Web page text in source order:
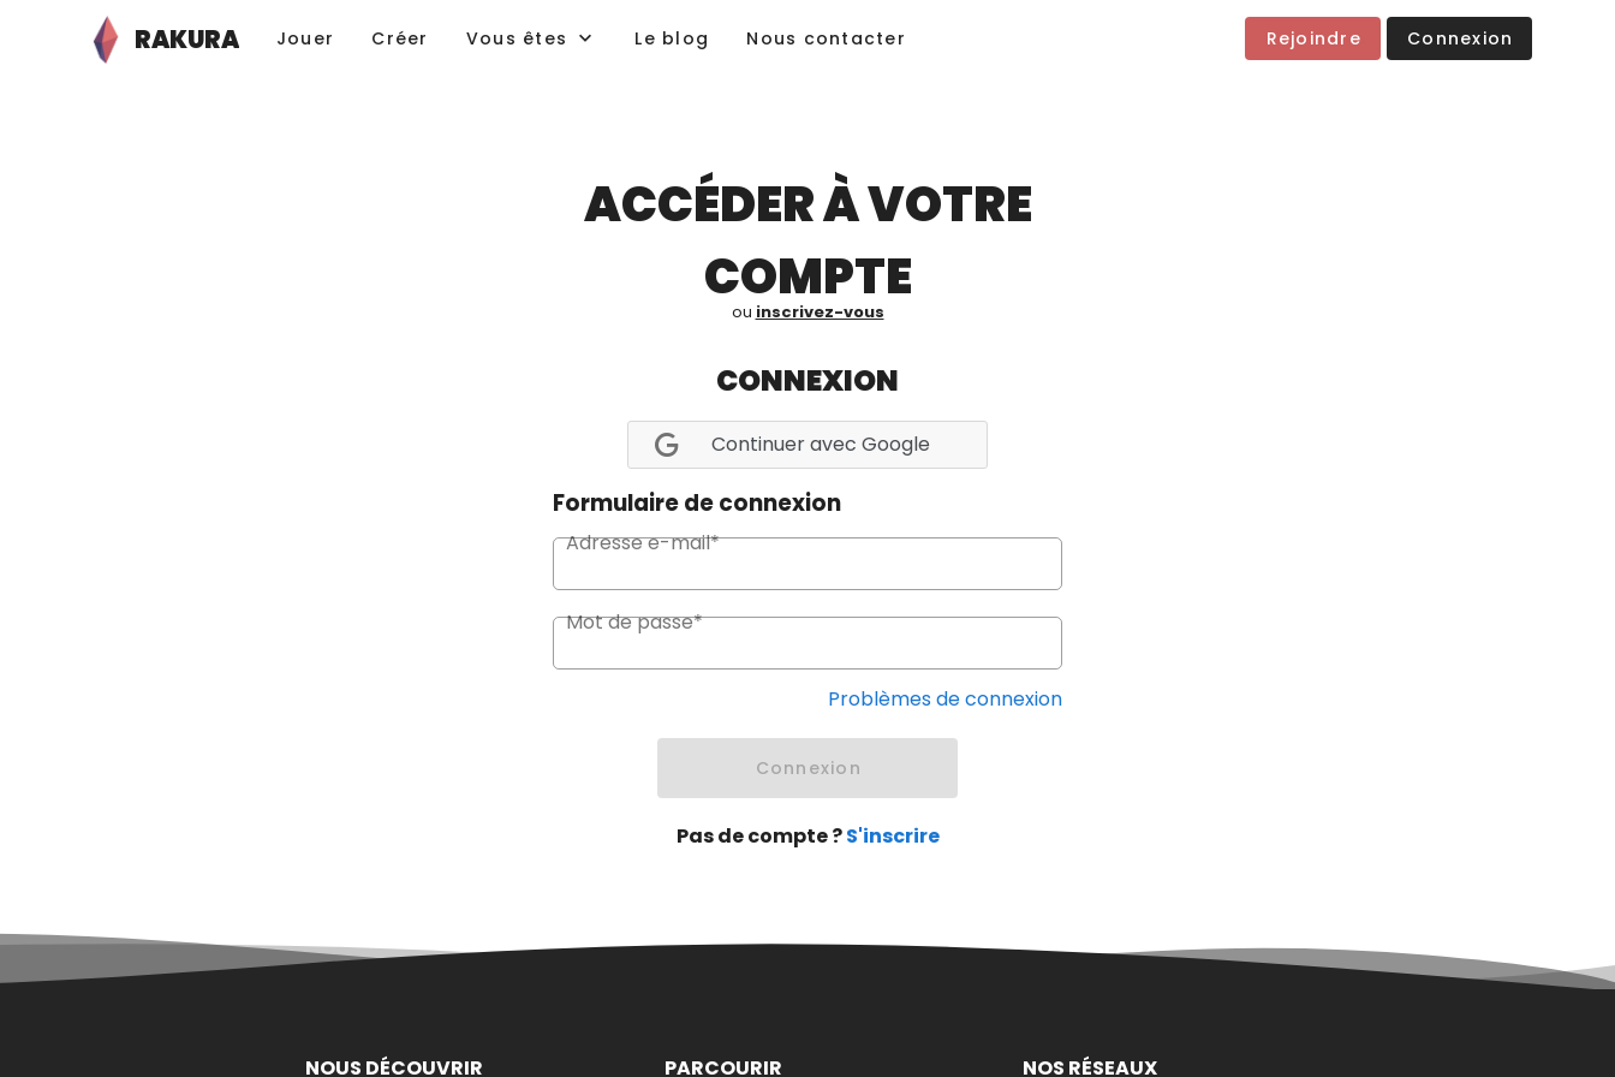
RAKURA Jouer Créer Vous êtes Le blog Nous contacter Rejoindre Connexion
ACCÉDER À VOTRE
COMPTE
ou inscrivez-vous
CONNEXION
Continuer avec Google
Formulaire de connexion
Adresse e-mail*
Mot de passe*
Problèmes de connexion
Connexion
Pas de compte ?S'inscrire
NOUS DÉCOUVRIR PARCOURIR NOS RÉSEAUX